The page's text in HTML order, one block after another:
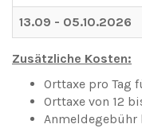
13.09 - 05.10.2026
Zusätzliche Kosten:
Orttaxe pro Tag
Orttaxe von 12
Anmeldegebühr